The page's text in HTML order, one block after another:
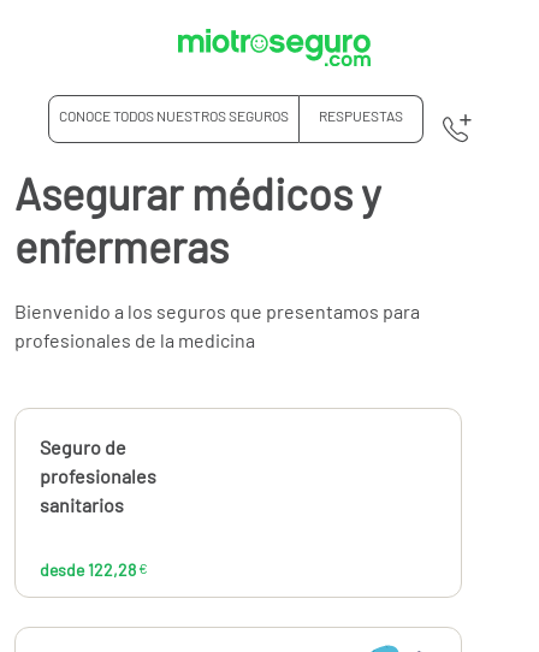
CONOCE TODOS NUESTROS SEGUROS RESPUESTAS
Asegurar médicos y
enfermeras
Bienvenido a los seguros que presentamos para
profesionales de la medicina
Calcúlalo ahora
Seguro de
profesionales
sanitarios
desde 122,28 €